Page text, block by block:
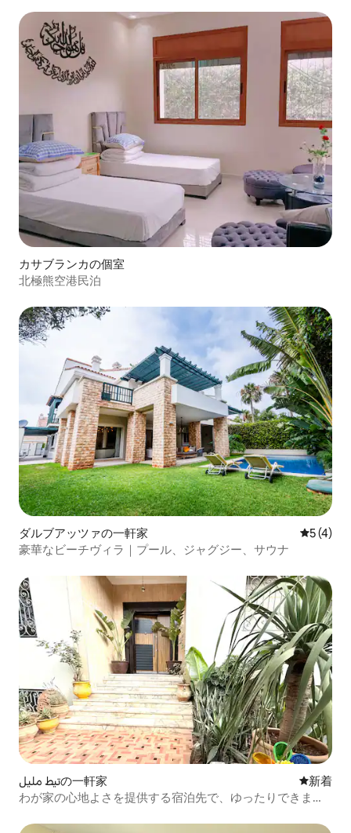
カサブランカの個室
北極熊空港民泊
ダルブアッツァの一軒家 レビュー
5 (4)
豪華なビーチヴィラ｜プール、ジャグジー、サウナ
تيط مليلの一軒家 新しい宿
新着
わが家の心地よさを提供する宿泊先で、ゆったりできま